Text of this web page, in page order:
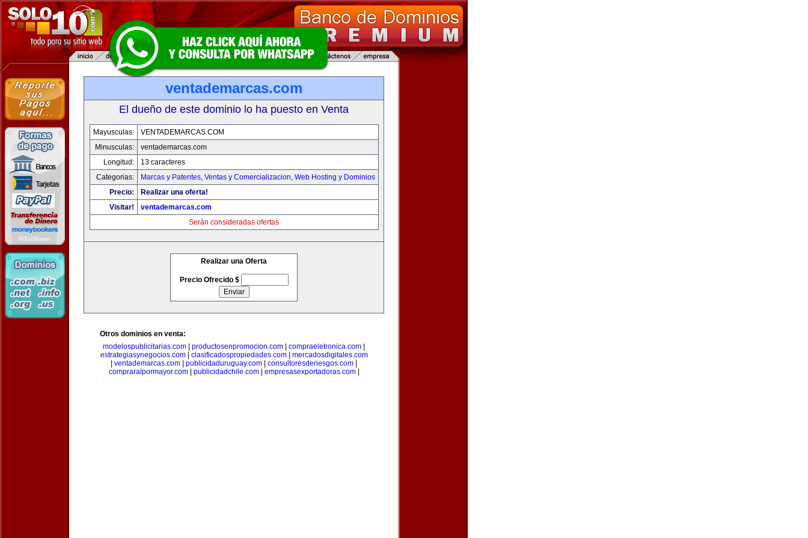
ventademarcas.com
El dueño de este dominio lo ha puesto en Venta
Mayusculas:
VENTADEMARCAS.COM
Minusculas:
ventademarcas.com
Longitud:
13 caracteres
Categorias:
Marcas y Patentes, Ventas y Comercializacion, Web Hosting y Dominios
Precio:
Realizar una oferta!
Visitar!
ventademarcas.com
Serán consideradas ofertas
Realizar una Oferta
Precio Ofrecido $
Otros dominios en venta:
modelospublicitarias.com
productosenpromocion.com compraeletronica.com
estrategiasynegocios.com| clasificadospropiedades.com| mercadosdigitales.com
ventademarcas.com publicidaduruguay.com consultoresderiesgos.com
compraralpormayor.com| publicidadchile.com| empresasexportadoras.com|